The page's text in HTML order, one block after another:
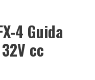
4 Guida
cc